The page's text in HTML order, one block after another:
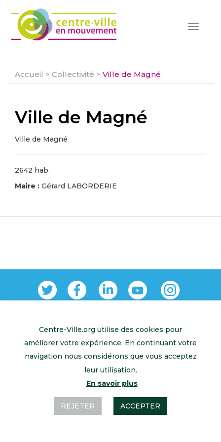
Toggle
Accueil > Collectivité > Ville de Magné
Ville de Magné
Ville de Magné
2642 hab.
Maire : Gérard LABORDERIE
Retour à l’accueil Mentions légales Contactez-nous
Centre-Ville.org utilise des cookies pour
améliorer votre expérience. En continuant votre
navigation nous considérons que vous acceptez
leur utilisation.
En savoir plus
REJETER ACCEPTER